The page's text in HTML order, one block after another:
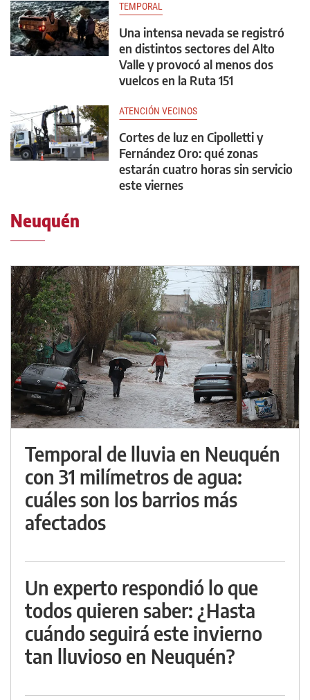
TEMPORAL
Una intensa nevada se registró
en distintos sectores del Alto
Valle y provocó al menos dos
vuelcos en la Ruta 151
ATENCIÓN VECINOS
Cortes de luz en Cipolletti y
Fernández Oro: qué zonas
estarán cuatro horas sin servicio
este viernes
Neuquén
Temporal de lluvia en Neuquén
con 31 milímetros de agua:
cuáles son los barrios más
afectados
Un experto respondió lo que
todos quieren saber: ¿Hasta
cuándo seguirá este invierno
tan lluvioso en Neuquén?